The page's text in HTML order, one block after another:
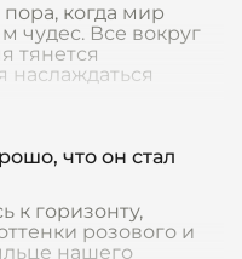
когда мир
чудес. Все вокруг
тянется
наслаждаться
что он стал
к горизонту,
розового и
нашего